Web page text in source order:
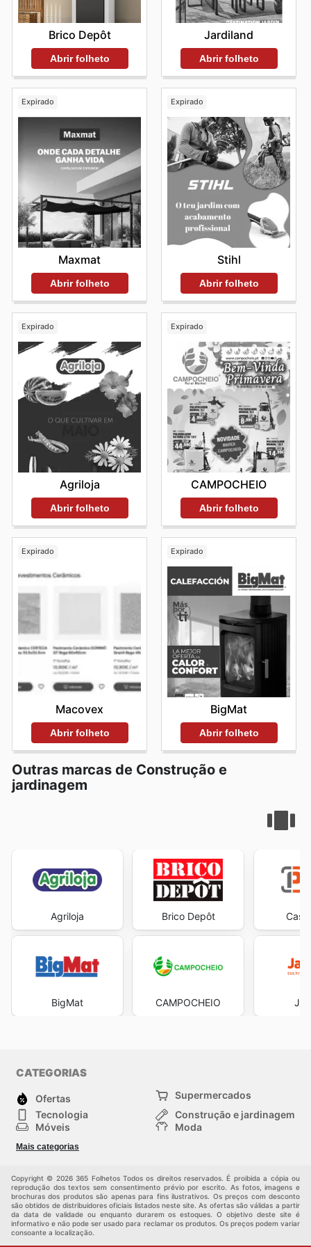
Brico Depôt
Abrir folheto
Jardiland
Abrir folheto
Expirado
Maxmat
Abrir folheto
Expirado
Stihl
Abrir folheto
Expirado
Agriloja
Abrir folheto
Expirado
CAMPOCHEIO
Abrir folheto
Expirado
Macovex
Abrir folheto
Expirado
BigMat
Abrir folheto
Outras marcas de Construção e
jardinagem
Agriloja
BigMat
Brico Depôt
CAMPOCHEIO
CATEGORIAS
Ofertas
Supermercados
Tecnologia
Construção e jardinagem
Móveis
Moda
Crianças
Mais categorias
Copyright © 2026 365 Folhetos Todos os direitos reservados. É proibida a cópia ou
reprodução dos textos sem consentimento prévio por escrito. As fotos, imagens e
brochuras dos produtos são apenas para fins ilustrativos. Os preços com desconto
são obtidos de distribuidores oficiais listados neste site. As ofertas são válidas a partir
da data de validade ou enquanto durarem os estoques. O objetivo deste site é
informativo e não pode ser usado para reclamar os produtos. Os preços podem variar
consoante a localização.